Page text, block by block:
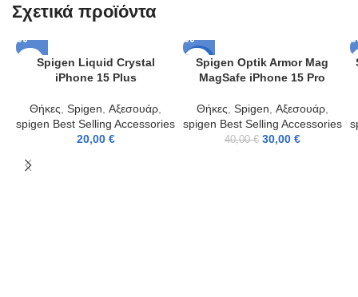
Σχετικά προϊόντα
Spigen Liquid Crystal
iPhone 15 Plus
Θήκες Spigen Αξεσουάρ
spigen Best Selling Accessories
20,00 €
-25%
Spigen Optik Armor Mag
MagSafe iPhone 15 Pro
Θήκες Spigen Αξεσουάρ,
spigen Best Selling Accessories
40,00€ 30,00 €